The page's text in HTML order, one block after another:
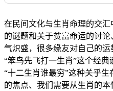
在民间文化与生肖命理的交
的谜题和关于贫富命运的讨
气炽盛，很多缘友对自己的
“笨鸟先飞打一生肖”这个经
“十二生肖谁最穷”这种关乎
的焦点、我们需要从生肖的